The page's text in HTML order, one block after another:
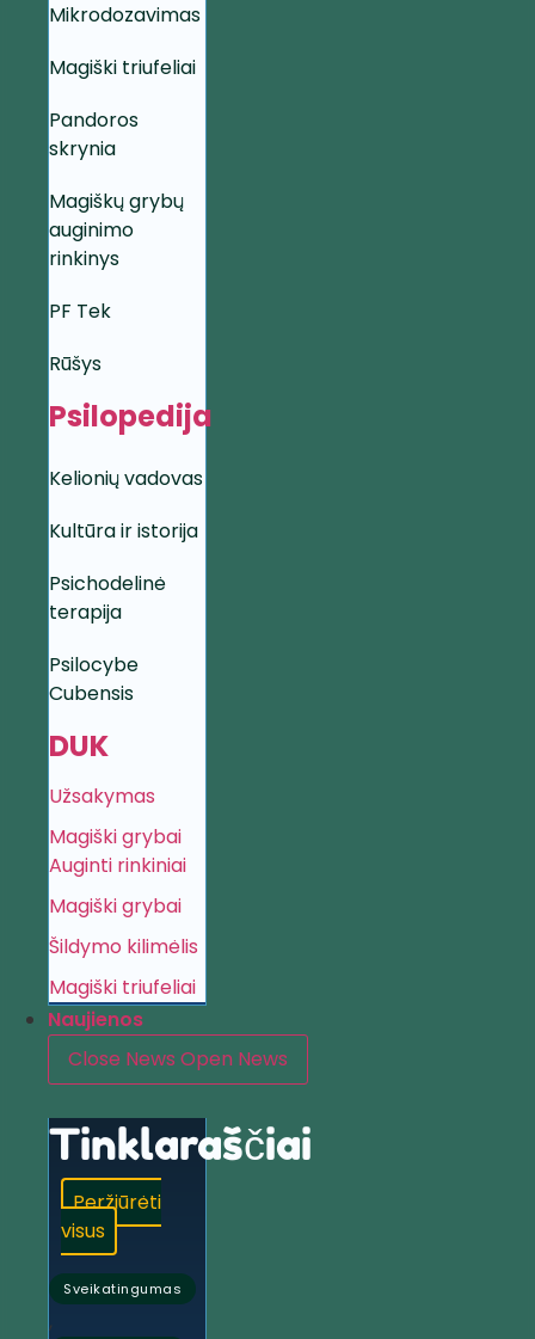
Mikrodozavimas
Magiški triufeliai
Pandoros
skrynia
Magiškų grybų
auginimo
rinkinys
PF Tek
Rūšys
Psilopedija
Kelionių vadovas
Kultūra ir istorija
Psichodelinė
terapija
Psilocybe
Cubensis
DUK
Užsakymas
Magiški grybai
Auginti rinkiniai
Magiški grybai
Šildymo kilimėlis
Magiški triufeliai
Naujienos
Close News Open News
Tinklaraščiai
Peržiūrėti
visus
Sveikatingumas
,